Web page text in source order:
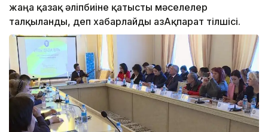
жаңа қазақ әліпбиіне қатысты мәселелер
талқыланды, деп хабарлайды ҚазАқпарат тілшісі.